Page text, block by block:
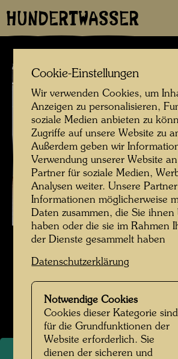
HUNDERTWASSER
Hundertwasser auf der Baustelle ,
Bildergalerie
Cookie-Einstellungen
Wir verwenden Cookies, um
Anzeigen zu personalisieren,
soziale Medien anbieten zu
Zugriffe auf unsere Website zu
Außerdem geben wir
Verwendung unserer Website
Partner für soziale Medien,
Analysen weiter. Unsere
Informationen möglicherweise
Daten zusammen, die Sie ihnen
haben oder die sie im Rahmen
der Dienste gesammelt haben
Datenschutzerklärung
Notwendige Cookies
Cookies dieser Kategorie sind
für die Grundfunktionen der
Website erforderlich. Sie
dienen der sicheren und